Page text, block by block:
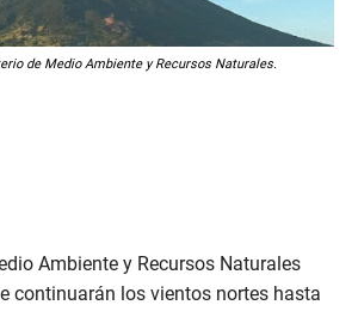
de Medio Ambiente y Recursos Naturales.
Ambiente y Recursos Naturales
continuarán los vientos nortes hasta